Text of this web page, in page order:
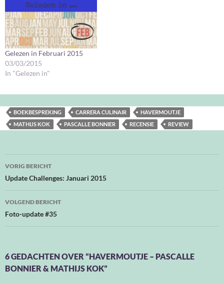
Gelezen in Februari 2015
03/03/2015
In "Gelezen in"
BOEKBESPREKING CARRERA CULINAIR
HAVERMOUTJE
MATHIJS KOK
PASCALLE BONNIER RECENSIE REVIEW
Bericht
navigatie
VORIG BERICHT
Update Challenges: Januari 2015
VOLGEND BERICHT
Foto-update #35
6 GEDACHTEN OVER “HAVERMOUTJE – PASCALLE
BONNIER & MATHIJS KOK”